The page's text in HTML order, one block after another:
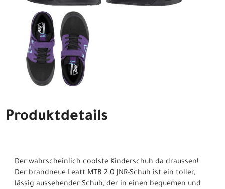
Produktdetails
Der wahrscheinlich coolste Kinderschuh da draussen!
Der brandneue Leatt MTB 2.0 JNR-Schuh ist ein toller,
lässig aussehender Schuh, der in einen bequemen und